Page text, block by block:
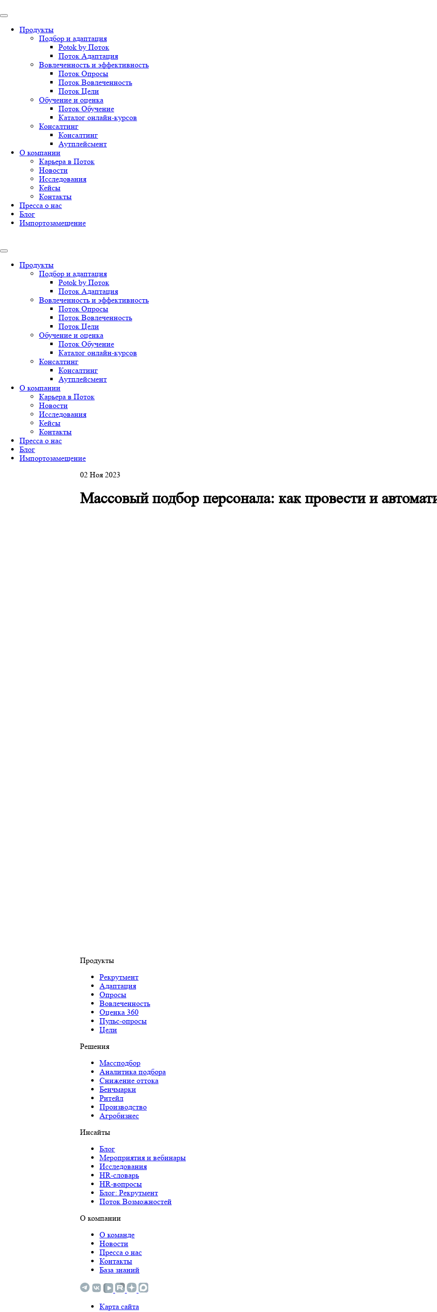
Продукты
Подбор и адаптация
Potok by Поток
Поток Адаптация
Вовлеченность и эффективность
Поток Опросы
Поток Вовлеченность
Поток Цели
Обучение и оценка
Поток Обучение
Каталог онлайн-курсов
Консалтинг
Консалтинг
Аутплейсмент
О компании
Карьера в Поток
Новости
Исследования
Кейсы
Контакты
Пресса о нас
Блог
Импортозамещение
Продукты
Подбор и адаптация
Potok by Поток
Поток Адаптация
Вовлеченность и эффективность
Поток Опросы
Поток Вовлеченность
Поток Цели
Обучение и оценка
Поток Обучение
Каталог онлайн-курсов
Консалтинг
Консалтинг
Аутплейсмент
О компании
Карьера в Поток
Новости
Исследования
Кейсы
Контакты
Пресса о нас
Блог
Импортозамещение
02 Ноя 2023
Массовый подбор персонала: как провести и
Продукты
Рекрутмент
Адаптация
Опросы
Вовлеченность
Оценка 360
Пульс-опросы
Цели
Решения
Массподбор
Аналитика подбора
Снижение оттока
Бенчмарки
Ритейл
Производство
Агробизнес
Инсайты
Блог
Мероприятия и вебинары
Исследования
HR-словарь
HR-вопросы
Блог: Рекрутмент
Поток Возможностей
О компании
О команде
Новости
Пресса о нас
Контакты
База знаний
Карта сайта